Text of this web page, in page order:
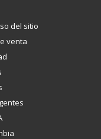
del sitio
venta